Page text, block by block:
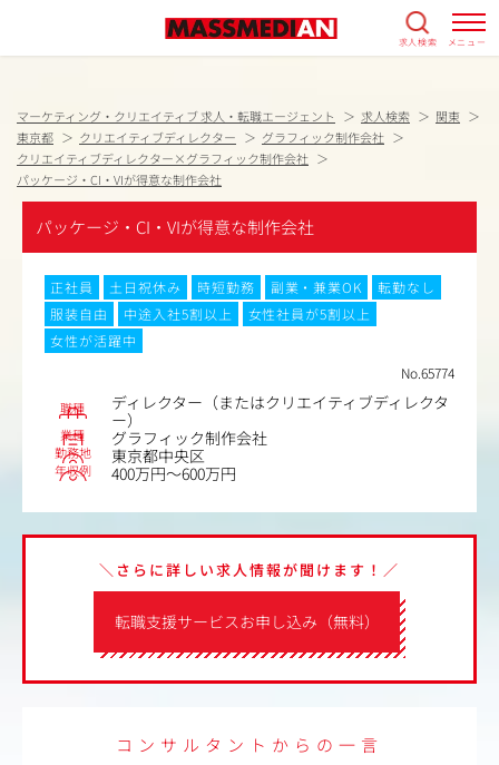
求人検索 メニュー
マーケティング・クリエイティブ 求人・転職エージェント 求人検索
関東
東京都
クリエイティブディレクター
グラフィック制作会社
クリエイティブディレクター×グラフィック制作会社
パッケージ・CI・VIが得意な制作会社
パッケージ・CI・VIが得意な制作会社
正社員 土日祝休み 時短勤務 副業・兼業OK
転勤なし
服装自由
中途入社5割以上
女性社員が5割以上
女性が活躍中
No.65774
職種
ディレクター（またはクリエイティブディレクタ
ー）
業種 グラフィック制作会社
勤務地 東京都中央区
年収例 400万円～600万円
転職支援サービスお申し込み（無料）
＼さらに詳しい求人情報が聞けます！／
コンサルタントからの一言